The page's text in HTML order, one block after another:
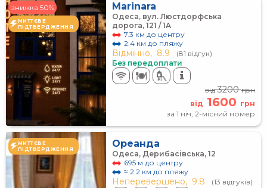
знижка 50%
МИТТЄВЕ
ПІДТВЕРДЖЕННЯ
Marinara
Одеса, вул. Люстдорфська
дорога, 121 / 1A
7.3 км до центру
2.4 км до пляжу
Відмінно, 8.9
(81 відгук)
Без передоплати
від3200грн
від 1600 грн
за 1 ніч, 2-місний номер
МИТТЄВЕ
ПІДТВЕРДЖЕННЯ
Ореанда
Одеса, Дерибасівська, 12
695 м до центру
≈ 2.2 км до пляжу
Неперевершено, 9.8 (13 відгуків)